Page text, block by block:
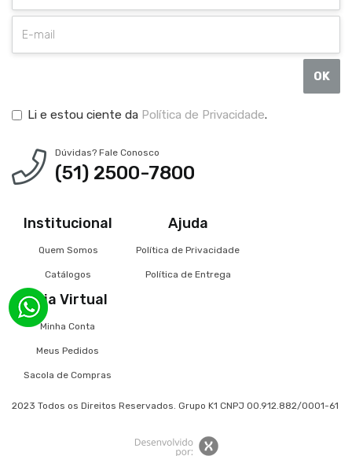
OK
Li e estou ciente da Política de Privacidade.
Dúvidas? Fale Conosco
(51) 2500-7800
Institucional
Quem Somos
Catálogos
Ajuda
Política de Privacidade
Política de Entrega
Loja Virtual
Minha Conta
Meus Pedidos
Sacola de Compras
2023 Todos os Direitos Reservados. Grupo K1 CNPJ 00.912.882/0001-61